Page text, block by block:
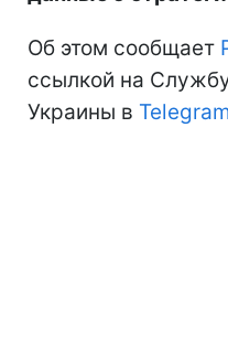
Об этом сообщает
ссылкой на
Украины в Telegram